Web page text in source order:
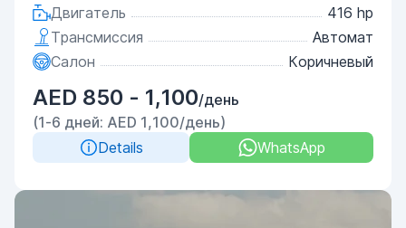
Двигатель
416 hp
Трансмиссия
Автомат
Салон
Коричневый
AED 850 - 1,100/день
(1-6 дней: AED 1,100/день)
Details
WhatsApp